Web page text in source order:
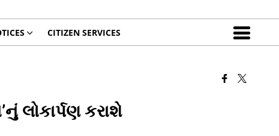
CITIZEN SERVICES
લોકાર્પણ કરાશે